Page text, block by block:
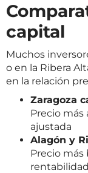
capital
Muchos
o en la Ribera
en la relación
Zaragoza
Precio más
ajustada
Alagón y
Precio más